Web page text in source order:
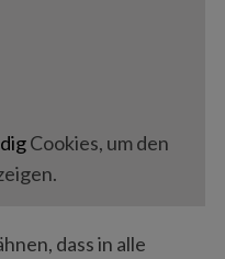
Cookies, um den
dass in alle